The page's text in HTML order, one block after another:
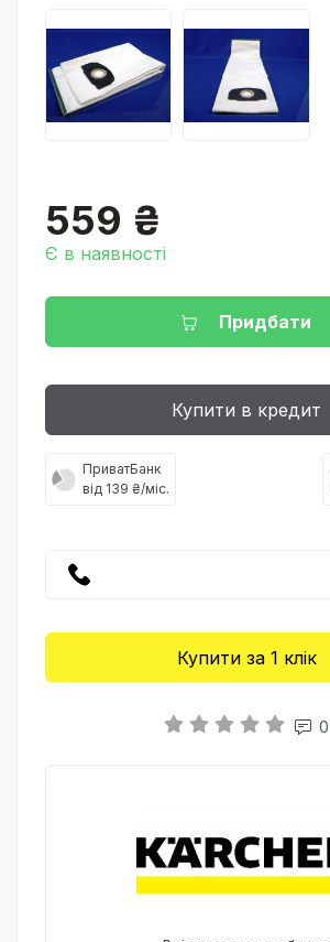
559 ₴
Є в наявності
Придбати
Купити в кредит
ПриватБанк
від 139 ₴/міс.
Купити за 1 клiк
0